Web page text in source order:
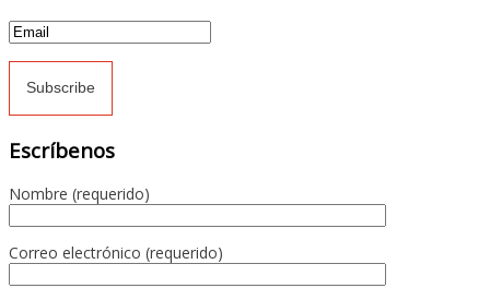
Escríbenos
Nombre (requerido)
Correo electrónico (requerido)